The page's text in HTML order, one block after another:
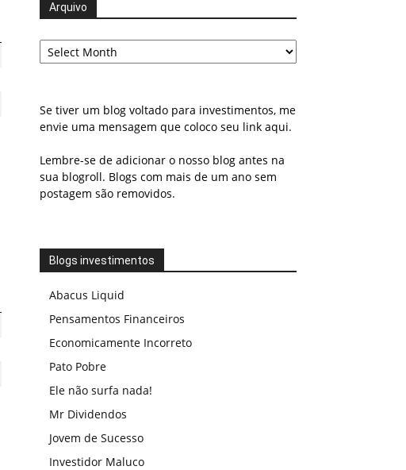
Arquivo
Arquivo
Se tiver um blog voltado para investimentos, me
envie uma mensagem que coloco seu link aqui.
Lembre-se de adicionar o nosso blog antes na
sua blogroll. Blogs com mais de um ano sem
postagem são removidos.
Blogs investimentos
Abacus Liquid
Pensamentos Financeiros
Economicamente Incorreto
Pato Pobre
Ele não surfa nada!
Mr Dividendos
Jovem de Sucesso
Investidor Maluco